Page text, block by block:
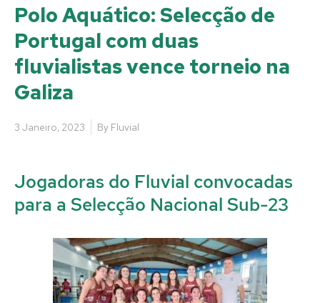
Polo Aquático: Selecção de
Portugal com duas
fluvialistas vence torneio na
Galiza
3 Janeiro, 2023 By Fluvial
Jogadoras do Fluvial convocadas
para a Selecção Nacional Sub-23